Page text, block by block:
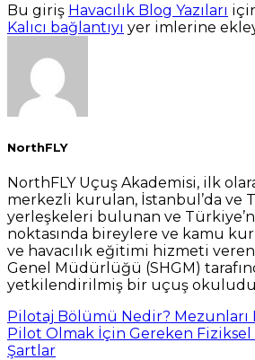
Bu giriş Havacılık Blog Yazıları
Kalıcı bağlantıyı yer imlerine
NorthFLY
NorthFLY Uçuş Akademisi, ilk
merkezli kurulan, İstanbul’da ve
yerleşkeleri bulunan ve
noktasında bireylere ve kamu
ve havacılık eğitimi hizmeti veren
Genel Müdürlüğü (SHGM)
yetkilendirilmiş bir uçuş
Pilotaj Bölümü Nedir? Mezunları
Pilot Olmak İçin Gereken
Şartlar